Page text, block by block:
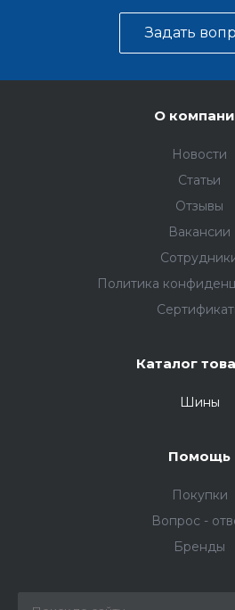
Задать
О
Новости
Статьи
Отзывы
Вакансии
Политика
Каталог
Шины
Помощь
Покупки
Вопрос -
Бренды